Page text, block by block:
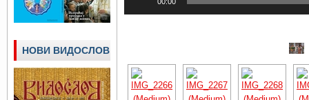
НОВИ ВИДОСЛОВ